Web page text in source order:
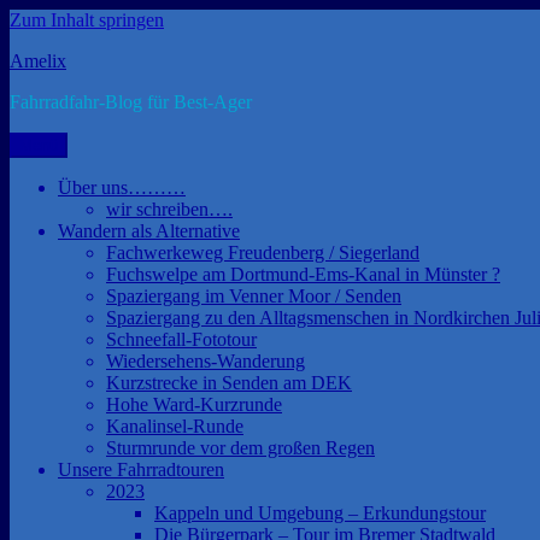
Zum Inhalt springen
Amelix
Fahrradfahr-Blog für Best-Ager
Über uns………
wir schreiben….
Wandern als Alternative
Fachwerkeweg Freudenberg / Siegerland
Fuchswelpe am Dortmund-Ems-Kanal in Münster ?
Spaziergang im Venner Moor / Senden
Spaziergang zu den Alltagsmenschen in Nordkirchen
Schneefall-Fototour
Wiedersehens-Wanderung
Kurzstrecke in Senden am DEK
Hohe Ward-Kurzrunde
Kanalinsel-Runde
Sturmrunde vor dem großen Regen
Unsere Fahrradtouren
2023
Kappeln und Umgebung – Erkundungstour
Die Bürgerpark – Tour im Bremer Stadtwald